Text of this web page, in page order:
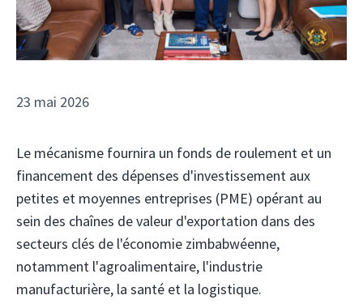
23 mai 2026
Le mécanisme fournira un fonds de roulement et un
financement des dépenses d'investissement aux
petites et moyennes entreprises (PME) opérant au
sein des chaînes de valeur d'exportation dans des
secteurs clés de l'économie zimbabwéenne,
notamment l'agroalimentaire, l'industrie
manufacturière, la santé et la logistique.